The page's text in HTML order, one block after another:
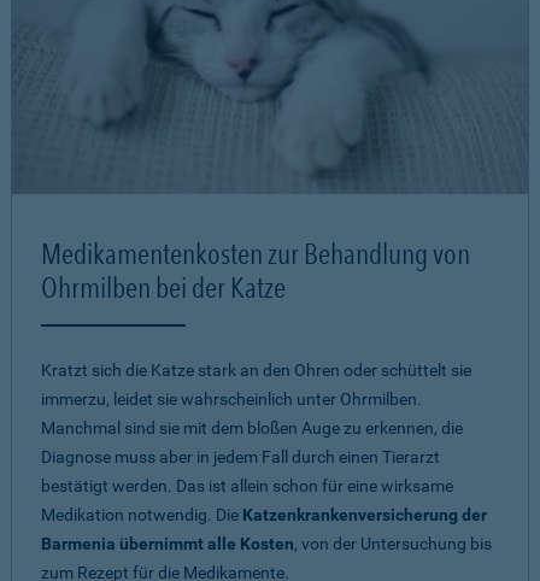
Medikamentenkosten zur Behandlung von
Ohrmilben bei der Katze
Kratzt sich die Katze stark an den Ohren oder schüttelt sie
immerzu, leidet sie wahrscheinlich unter Ohrmilben.
Manchmal sind sie mit dem bloßen Auge zu erkennen, die
Diagnose muss aber in jedem Fall durch einen Tierarzt
bestätigt werden. Das ist allein schon für eine wirksame
Medikation notwendig. Die Katzenkrankenversicherung der
Barmenia übernimmt alle Kosten, von der Untersuchung bis
zum Rezept für die Medikamente.